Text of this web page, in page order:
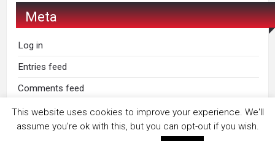
Meta
Log in
Entries feed
Comments feed
WordPress.org
This website uses cookies to improve your experience. We'll
assume you're ok with this, but you can opt-out if you wish.